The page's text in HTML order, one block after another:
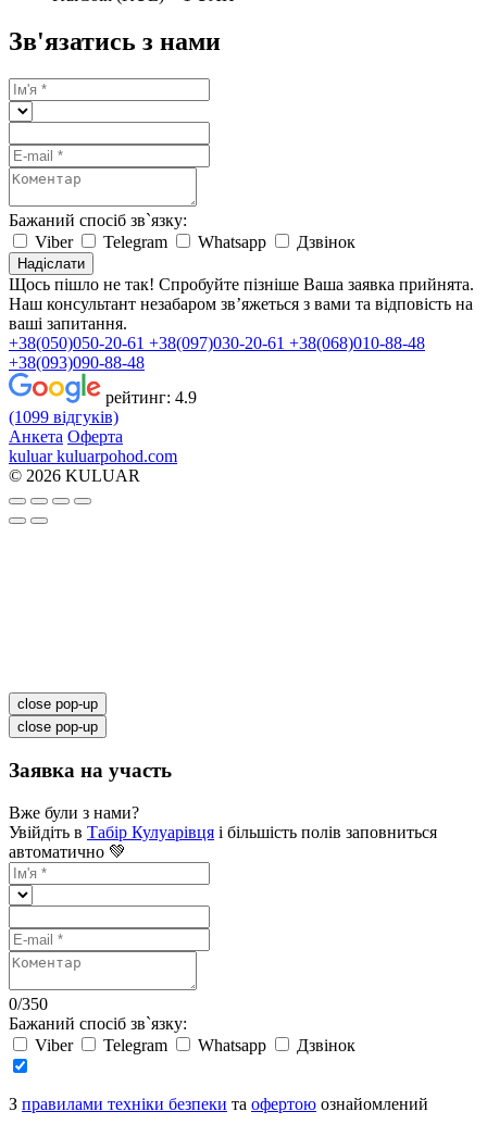
Зв'язатись з нами
Бажаний спосіб зв`язку:
Viber
Telegram Whatsapp Дзвінок
Надіслати
Щось пішло не так! Спробуйте пізніше Ваша заявка прийнята.
Наш консультант незабаром зв’яжеться з вами та відповість на
ваші запитання.
+38(050)050-20-61 +38(097)030-20-61 +38(068)010-88-48
+38(093)090-88-48
рейтинг: 4.9
(1099 відгуків)
Анкета Оферта
kuluar kuluarpohod.com
© 2026 KULUAR
close pop-up
close pop-up
Заявка на участь
Вже були з нами?
Увійдіть в Табір Кулуарівця і більшість полів заповниться
автоматично 💚
0/350
Бажаний спосіб зв`язку:
Viber
Telegram Whatsapp Дзвінок
З правилами техніки безпеки та офертою ознайомлений